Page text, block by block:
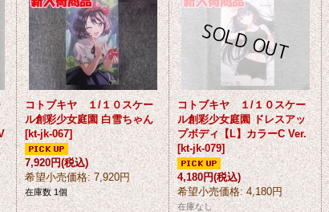
コトブキヤ １/１０スケー
ル創彩少女庭園 白雪ちゃん
[kt-jk-067]
7,920円(税込)
希望小売価格: 7,920円
在庫数 1個
コトブキヤ １/１０スケー
ル創彩少女庭園 ドレスアッ
プボディ【L】カラーC Ver.
[kt-jk-079]
4,180円(税込)
希望小売価格: 4,180円
在庫なし